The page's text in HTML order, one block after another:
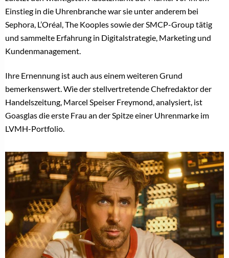
Einstieg in die Uhrenbranche war sie unter anderem bei
Sephora, L’Oréal, The Kooples sowie der SMCP-Group tätig
und sammelte Erfahrung in Digitalstrategie, Marketing und
Kundenmanagement.
Ihre Ernennung ist auch aus einem weiteren Grund
bemerkenswert. Wie der stellvertretende Chefredaktor der
Handelszeitung, Marcel Speiser Freymond, analysiert, ist
Goasglas die erste Frau an der Spitze einer Uhrenmarke im
LVMH-Portfolio.